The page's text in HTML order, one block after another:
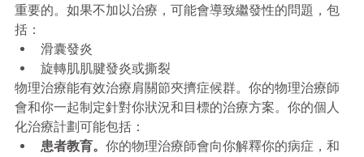
重要的。如果不加以治療，可能會導致繼發性的問題，包
括：
滑囊發炎
旋轉肌肌腱發炎或撕裂
物理治療能有效治療肩關節夾擠症候群。你的物理治療師
會和你一起制定針對你狀況和目標的治療方案。你的個人
化治療計劃可能包括：
患者教育。 你的物理治療師會向你解釋你的病症，和